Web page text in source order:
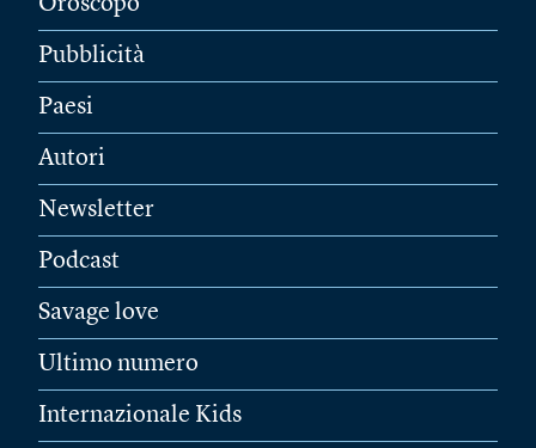
Oroscopo
Pubblicità
Paesi
Autori
Newsletter
Podcast
Savage love
Ultimo numero
Internazionale Kids